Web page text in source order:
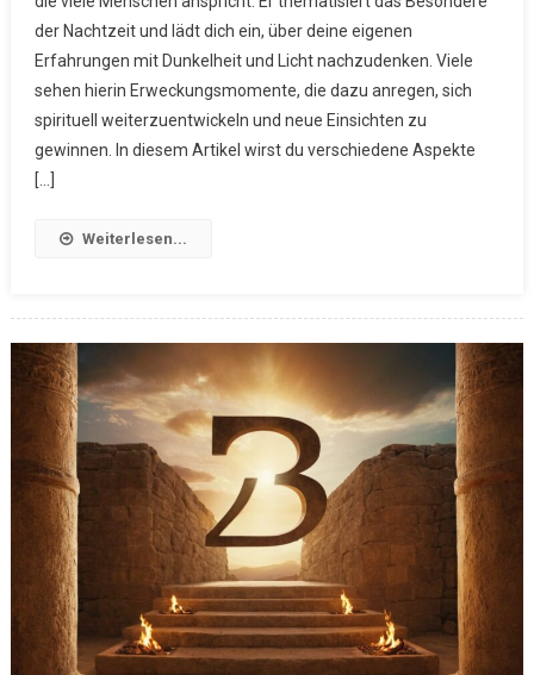
der Nachtzeit und lädt dich ein, über deine eigenen
Erfahrungen mit Dunkelheit und Licht nachzudenken. Viele
sehen hierin Erweckungsmomente, die dazu anregen, sich
spirituell weiterzuentwickeln und neue Einsichten zu
gewinnen. In diesem Artikel wirst du verschiedene Aspekte
[…]
Weiterlesen...